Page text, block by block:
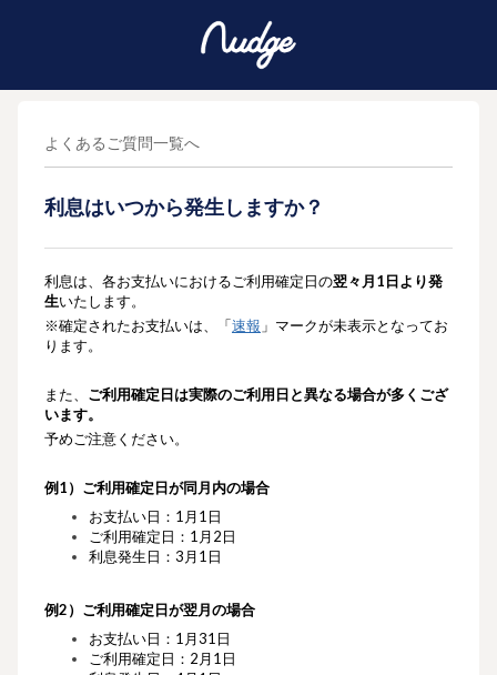
よくあるご質問一覧へ
利息はいつから発生しますか？
利息は、各お支払いにおけるご利用確定日の翌々月1日より発
生いたします。
※確定されたお支払いは、「速報 」マークが未表示となってお
ります。
また、 ご利用確定日は実際のご利用日と異なる場合が多くござ
います。
予めご注意ください。
例1）ご利用確定日が同月内の場合
お支払い日：1月1日
ご利用確定日：1月2日
利息発生日：3月1日
例2）ご利用確定日が翌月の場合
お支払い日：1月31日
ご利用確定日：2月1日